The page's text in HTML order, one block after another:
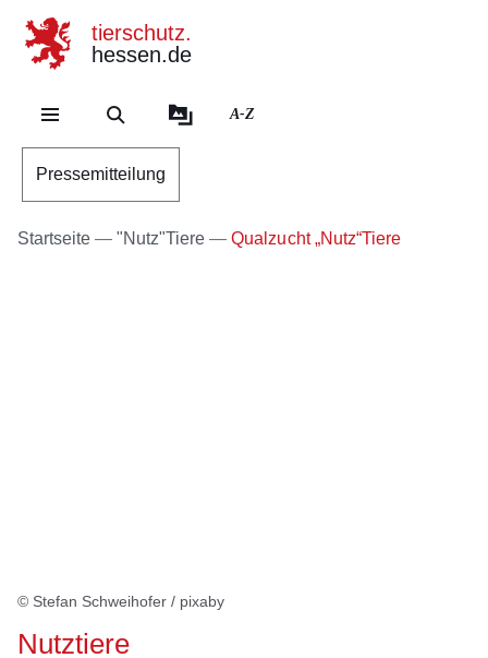
tierschutz.
hessen.de
A-Z
Pressemitteilung
Startseite "Nutz"Tiere Qualzucht „Nutz“Tiere
© Stefan Schweihofer / pixaby
Nutztiere